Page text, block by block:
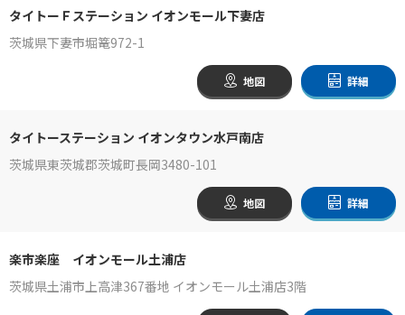
タイトーＦステーション イオンモール下妻店
茨城県下妻市堀篭972-1
地図 詳細
タイトーステーション イオンタウン水戸南店
茨城県東茨城郡茨城町長岡3480-101
地図 詳細
楽市楽座 イオンモール土浦店
茨城県土浦市上高津367番地 イオンモール土浦店3階